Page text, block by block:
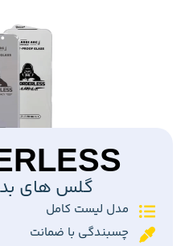
گلس های
مدل لیست کامل
چسبندگی با ضمانت